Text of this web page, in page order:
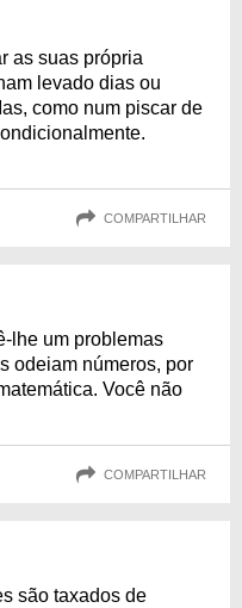
as suas própria
levado dias ou
como num piscar de
COMPARTILHAR
lhe um problemas
odeiam números, por
Você não
COMPARTILHAR
são taxados de